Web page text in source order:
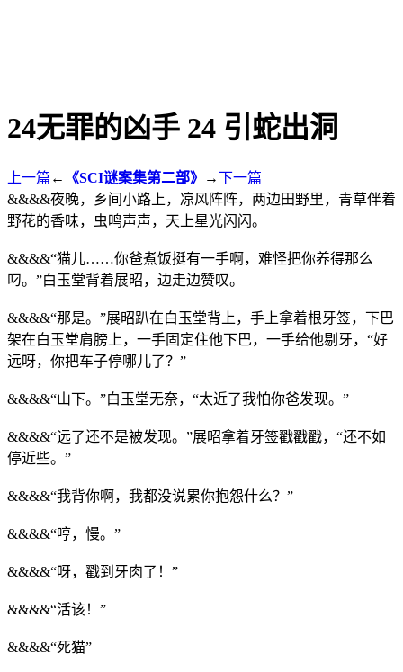
24无罪的凶手 24 引蛇出洞
上一篇 ← 《SCI谜案集第二部》 →下一篇
&&&&夜晚，乡间小路上，凉风阵阵，两边田野里，青草伴着
野花的香味，虫鸣声声，天上星光闪闪。
&&&&“猫儿……你爸煮饭挺有一手啊，难怪把你养得那么
叼。”白玉堂背着展昭，边走边赞叹。
&&&&“那是。”展昭趴在白玉堂背上，手上拿着根牙签，下巴
架在白玉堂肩膀上，一手固定住他下巴，一手给他剔牙，“好
远呀，你把车子停哪儿了？”
&&&&“山下。”白玉堂无奈，“太近了我怕你爸发现。”
&&&&“远了还不是被发现。”展昭拿着牙签戳戳戳，“还不如
停近些。”
&&&&“我背你啊，我都没说累你抱怨什么？”
&&&&“哼，慢。”
&&&&“呀，戳到牙肉了！”
&&&&“活该！”
&&&&“死猫”